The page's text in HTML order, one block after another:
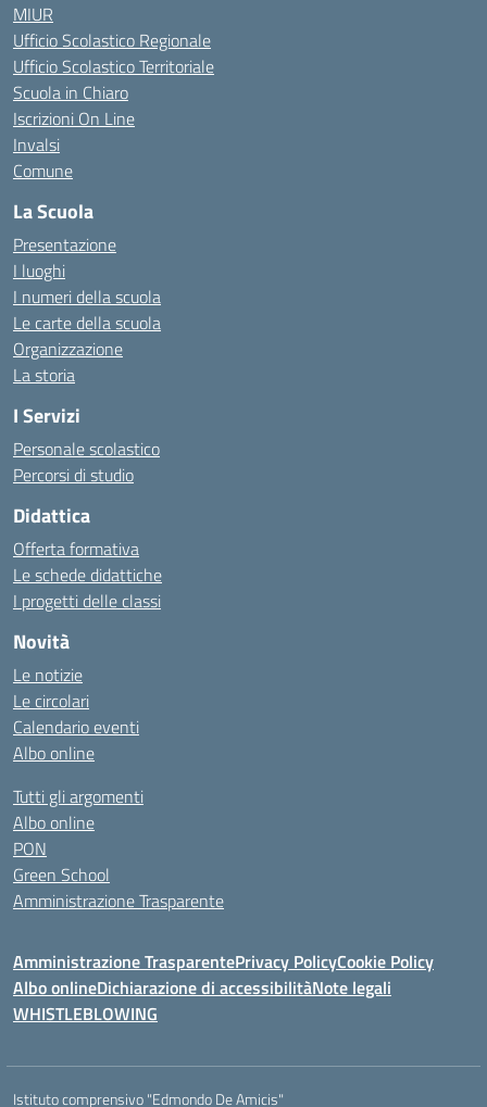
MIUR
Ufficio Scolastico Regionale
Ufficio Scolastico Territoriale
Scuola in Chiaro
Iscrizioni On Line
Invalsi
Comune
La Scuola
Presentazione
I luoghi
I numeri della scuola
Le carte della scuola
Organizzazione
La storia
I Servizi
Personale scolastico
Percorsi di studio
Didattica
Offerta formativa
Le schede didattiche
I progetti delle classi
Novità
Le notizie
Le circolari
Calendario eventi
Albo online
Tutti gli argomenti
Albo online
PON
Green School
Amministrazione Trasparente
Amministrazione TrasparentePrivacy PolicyCookie Policy
Albo onlineDichiarazione di accessibilitàNote legali
WHISTLEBLOWING
Istituto comprensivo "Edmondo De Amicis"